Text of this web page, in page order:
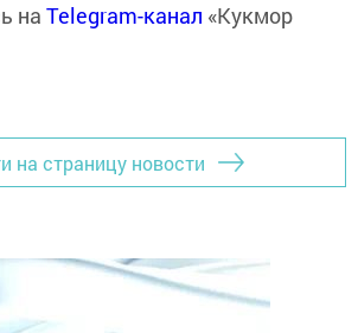
на Telegram-канал «Кукмор
на страницу новости